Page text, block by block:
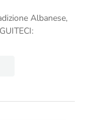
Albanese,